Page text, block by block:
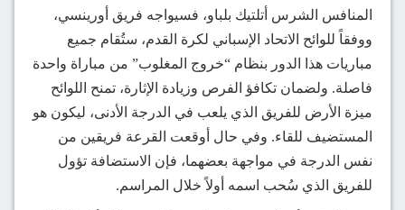
المنافس الشرس أتلتيك بلباو، فسيواجه فريق أورينسي،
ووفقاً للوائح الاتحاد الإسباني لكرة القدم، ستُقام جميع
مباريات هذا الدور بنظام “خروج المغلوب” من مباراة واحدة
فاصلة. ولضمان تكافؤ الفرص وزيادة الإثارة، تمنح اللوائح
ميزة الأرض للفريق الذي يلعب في الدرجة الأدنى، ليكون هو
المستضيف للقاء. وفي حال أوقعت القرعة فريقين من
نفس الدرجة في مواجهة بعضهما، فإن الاستضافة تؤول
للفريق الذي سُحب اسمه أولاً خلال المراسم.